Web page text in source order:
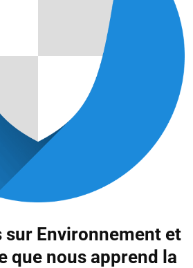
sur Environnement et
que nous apprend la